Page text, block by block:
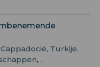
het hart van
Turkije.